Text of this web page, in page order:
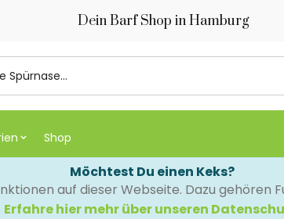
Dein Barf Shop in Hamburg
Shop
Möchtest Du einen Keks?
auf dieser Webseite. Dazu
Erfahre hier mehr über unseren